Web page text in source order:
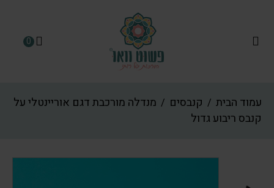
0
עמוד הבית / קנבסים / מנדלה מורכבת דגם אוריינטלי על
קנבס ריבוע גדול